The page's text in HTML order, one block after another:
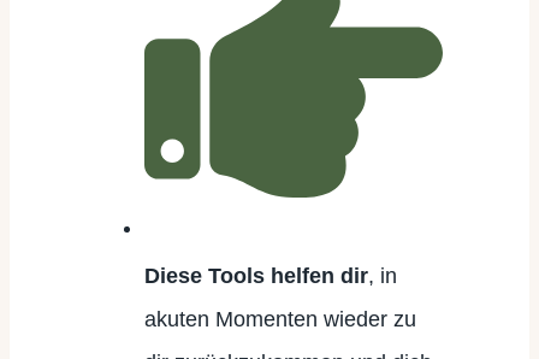
Diese Tools helfen dir, in
akuten Momenten wieder zu